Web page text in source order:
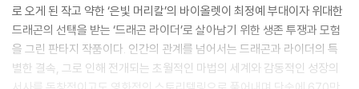
로 오게 된 작고 약한 ‘은빛 머리칼’의 바이올렛이 최정예 부대이자 위대한
드래곤의 선택을 받는 ‘드래곤 라이더’로 살아남기 위한 생존 투쟁과 모험
을 그린 판타지 작품이다. 인간의 관계를 넘어서는 드래곤과 라이더의 특
별한 결속, 그로 인해 전개되는 초월적인 마법의 세계와 감동적인 성장의